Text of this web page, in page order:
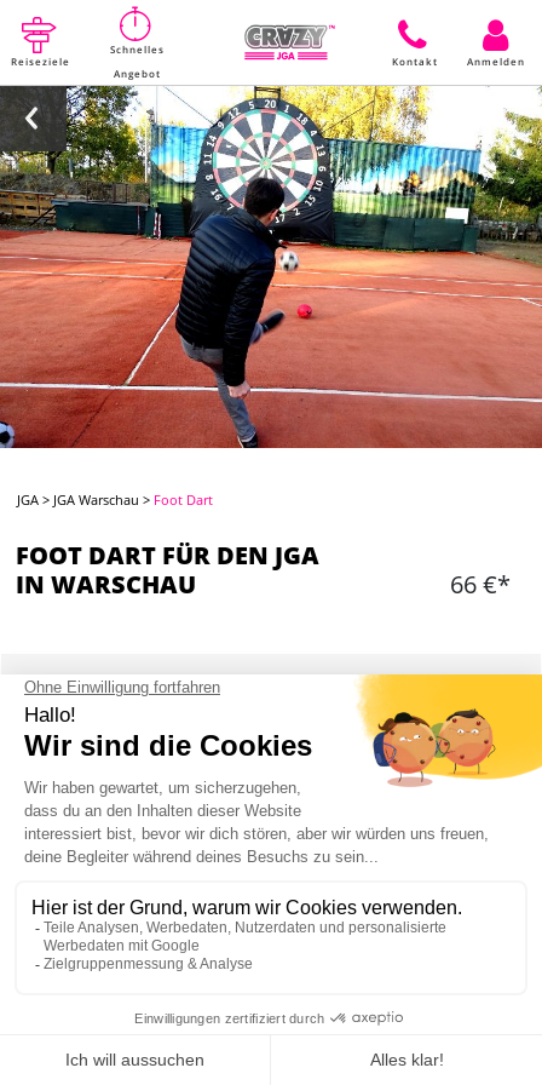
Reiseziele
Schnelles
Angebot
Kontakt Anmelden
JGA > JGA Warschau > Foot Dart
FOOT DART FÜR DEN JGA
IN WARSCHAU
66 €*
WAS IST ENTHALTEN?
2 Spielleiter
Ihr bekommt alles an Equipement gestellt, was
ihr benötigen könntet
Das Spiel findet auf einem Outdoor-Feld statt
Spielzeit: 1-2h, je nach Gruppengröße
der Zielscheibe Platz nehmen!
Hin- und Rücktransfer im privatisierten Kleinbus im
Mein JGA in Warschau